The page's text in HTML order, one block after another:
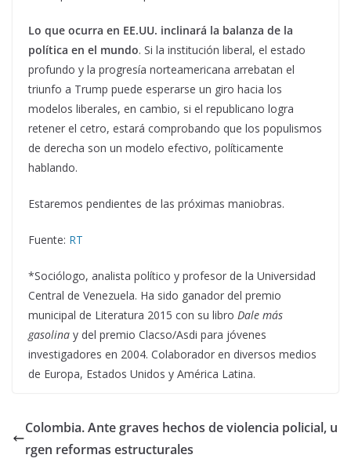
Lo que ocurra en EE.UU. inclinará la balanza de la
política en el mundo. Si la institución liberal, el estado
profundo y la progresía norteamericana arrebatan el
triunfo a Trump puede esperarse un giro hacia los
modelos liberales, en cambio, si el republicano logra
retener el cetro, estará comprobando que los populismos
de derecha son un modelo efectivo, políticamente
hablando.
Estaremos pendientes de las próximas maniobras.
Fuente: RT
*Sociólogo, analista político y profesor de la Universidad
Central de Venezuela. Ha sido ganador del premio
municipal de Literatura 2015 con su libro Dale más
gasolina y del premio Clacso/Asdi para jóvenes
investigadores en 2004. Colaborador en diversos medios
de Europa, Estados Unidos y América Latina.
Colombia. Ante graves hechos de violencia policial, u
rgen reformas estructurales